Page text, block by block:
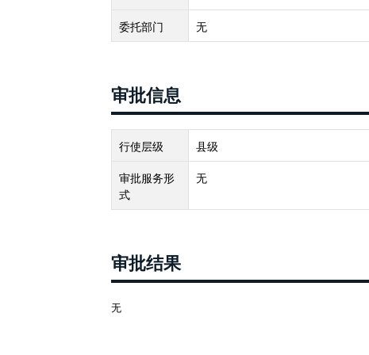
委托部门
无
审批信息
行使层级 县级
审批服务形
式
无
审批结果
无